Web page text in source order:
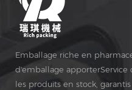
Emballage riche en
d'emballage
les produits en stock,